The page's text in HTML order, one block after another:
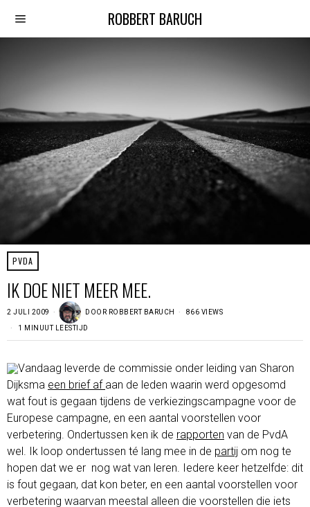
ROBBERT BARUCH
PVDA
IK DOE NIET MEER MEE.
2 JULI 2009 DOOR ROBBERT BARUCH 866 VIEWS
1 MINUUT LEESTIJD
Vandaag leverde de commissie onder leiding van Sharon
Dijksma een brief af aan de leden waarin werd opgesomd
wat fout is gegaan tijdens de verkiezingscampagne voor de
Europese campagne, en een aantal voorstellen voor
verbetering. Ondertussen ken ik de rapporten van de PvdA
wel. Ik loop ondertussen té lang mee in de partij om nog te
hopen dat we er nog wat van leren. Iedere keer hetzelfde: dit
is fout gegaan, dat kon beter, en een aantal voorstellen voor
verbetering waarvan meestal alleen die voorstellen die iets